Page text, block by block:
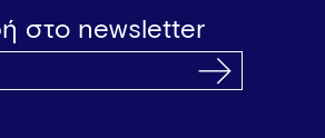
στο newsletter